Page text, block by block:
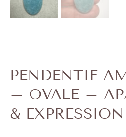
PENDENTIF
– OVALE –
& EXPRESSION